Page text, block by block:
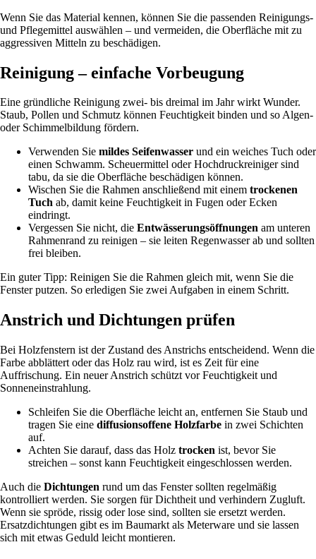
Wenn Sie das Material kennen, können Sie die passenden Reinigungs-
und Pflegemittel auswählen – und vermeiden, die Oberfläche mit zu
aggressiven Mitteln zu beschädigen.
Reinigung – einfache Vorbeugung
Eine gründliche Reinigung zwei- bis dreimal im Jahr wirkt Wunder.
Staub, Pollen und Schmutz können Feuchtigkeit binden und so Algen-
oder Schimmelbildung fördern.
Verwenden Sie mildes Seifenwasser und ein weiches Tuch oder
einen Schwamm. Scheuermittel oder Hochdruckreiniger sind
tabu, da sie die Oberfläche beschädigen können.
Wischen Sie die Rahmen anschließend mit einem trockenen
Tuch ab, damit keine Feuchtigkeit in Fugen oder Ecken
eindringt.
Vergessen Sie nicht, die Entwässerungsöffnungen am unteren
Rahmenrand zu reinigen – sie leiten Regenwasser ab und sollten
frei bleiben.
Ein guter Tipp: Reinigen Sie die Rahmen gleich mit, wenn Sie die
Fenster putzen. So erledigen Sie zwei Aufgaben in einem Schritt.
Anstrich und Dichtungen prüfen
Bei Holzfenstern ist der Zustand des Anstrichs entscheidend. Wenn die
Farbe abblättert oder das Holz rau wird, ist es Zeit für eine
Auffrischung. Ein neuer Anstrich schützt vor Feuchtigkeit und
Sonneneinstrahlung.
Schleifen Sie die Oberfläche leicht an, entfernen Sie Staub und
tragen Sie eine diffusionsoffene Holzfarbe in zwei Schichten
auf.
Achten Sie darauf, dass das Holz trocken ist, bevor Sie
streichen – sonst kann Feuchtigkeit eingeschlossen werden.
Auch die Dichtungen rund um das Fenster sollten regelmäßig
kontrolliert werden. Sie sorgen für Dichtheit und verhindern Zugluft.
Wenn sie spröde, rissig oder lose sind, sollten sie ersetzt werden.
Ersatzdichtungen gibt es im Baumarkt als Meterware und sie lassen
sich mit etwas Geduld leicht montieren.